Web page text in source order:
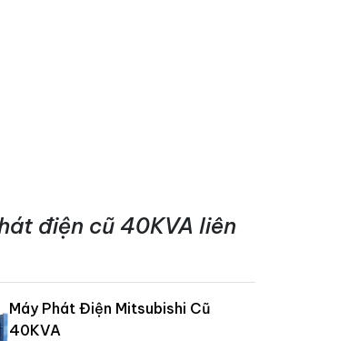
điện cũ 40KVA liên
Máy Phát Điện Mitsubishi Cũ
40KVA